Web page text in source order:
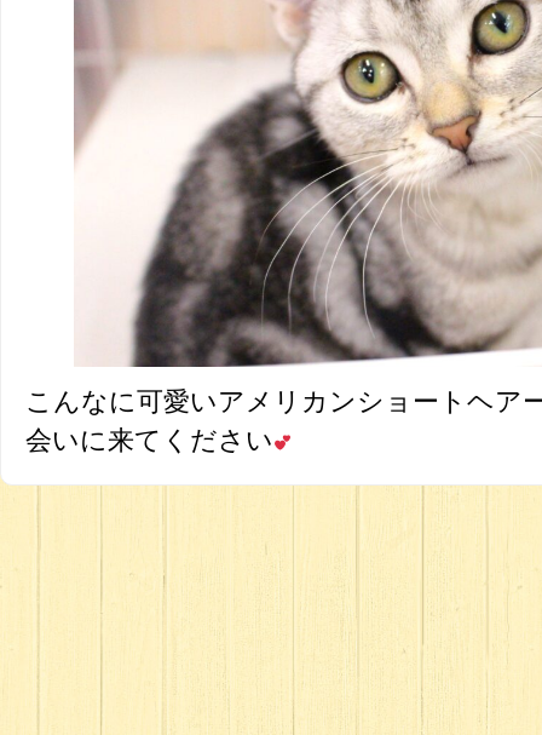
こんなに可愛いアメリカンショートヘア
会いに来てください